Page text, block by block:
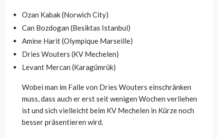
Ozan Kabak (Norwich City)
Can Bozdogan (Besiktas Istanbul)
Amine Harit (Olympique Marseille)
Dries Wouters (KV Mechelen)
Levant Mercan (Karagümrük)
Wobei man im Falle von Dries Wouters einschränken
muss, dass auch er erst seit wenigen Wochen verliehen
ist und sich vielleicht beim KV Mechelen in Kürze noch
besser präsentieren wird.